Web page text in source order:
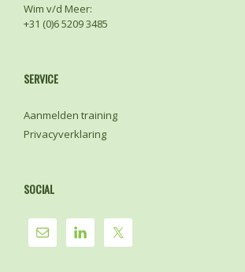
Wim v/d Meer:
+31 (0)6 5209 3485
SERVICE
Aanmelden training
Privacyverklaring
SOCIAL